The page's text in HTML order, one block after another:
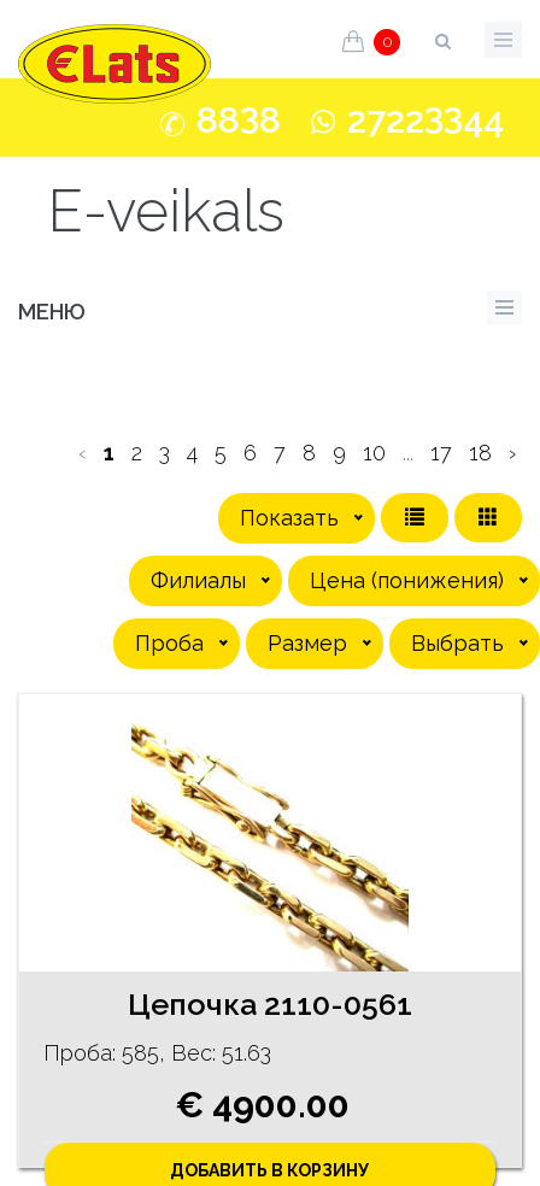
0
8838 27223344
E-veikals
МЕНЮ
‹ 1 2 3 4 5 6 7 8 9 10 ... 17 18 ›
Показать
Цена (понижения)
Филиалы
Выбрать
Pазмер
Проба
Цепочкa 2110-0561
Проба: 585, Bес: 51.63
€ 4900.00
ДОБАВИТЬ В КОРЗИНУ